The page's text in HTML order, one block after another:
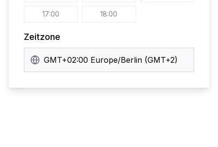
17:00 18:00
Zeitzone
GMT+02:00 Europe/Berlin (GMT+2)